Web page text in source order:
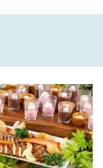
＝
ッフェスタイ
ります